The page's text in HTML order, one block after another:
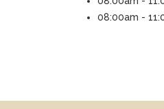
08:00am -